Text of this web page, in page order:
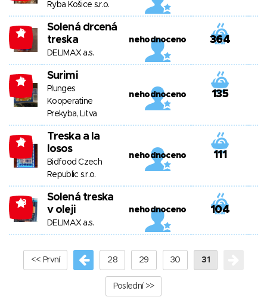
Ryba Košice s.r.o.
-8
Solená drcená
treska
DELIMAX a.s.
nehodnoceno 364
-8 Surimi
Plunges
Kooperatine
Prekyba, Litva
nehodnoceno 135
-8
Treska a la
losos
Bidfood Czech
Republic s.r.o.
nehodnoceno 111
-13
Solená treska
v oleji
DELIMAX a.s.
nehodnoceno 104
<< První 28 29 30 31
Poslední >>